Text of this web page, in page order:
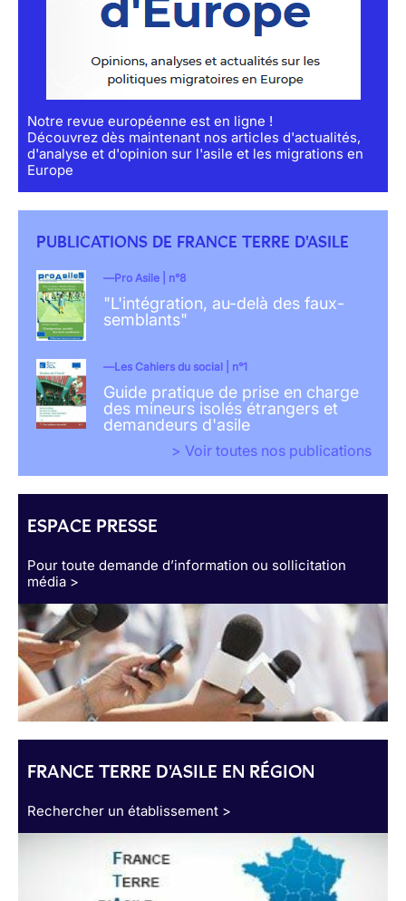
Notre revue européenne est en ligne !
Découvrez dès maintenant nos articles d'actualités,
d'analyse et d'opinion sur l'asile et les migrations en
Europe
PUBLICATIONS DE FRANCE TERRE D'ASILE
Pro Asile | n°8
"L'intégration, au-delà des faux-
semblants"
Les Cahiers du social | n°1
Guide pratique de prise en charge
des mineurs isolés étrangers et
demandeurs d'asile
> Voir toutes nos publications
ESPACE PRESSE
Pour toute demande d’information ou sollicitation
média >
FRANCE TERRE D'ASILE EN RÉGION
Rechercher un établissement >